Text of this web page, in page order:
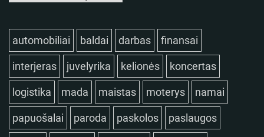
automobiliai baldai darbas finansai
interjeras juvelyrika kelionės koncertas
logistika mada maistas moterys namai
papuošalai paroda paskolos paslaugos